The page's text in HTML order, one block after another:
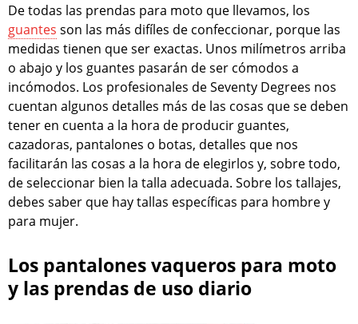
De todas las prendas para moto que llevamos, los
guantes son las más difíles de confeccionar, porque las
medidas tienen que ser exactas. Unos milímetros arriba
o abajo y los guantes pasarán de ser cómodos a
incómodos. Los profesionales de Seventy Degrees nos
cuentan algunos detalles más de las cosas que se deben
tener en cuenta a la hora de producir guantes,
cazadoras, pantalones o botas, detalles que nos
facilitarán las cosas a la hora de elegirlos y, sobre todo,
de seleccionar bien la talla adecuada. Sobre los tallajes,
debes saber que hay tallas específicas para hombre y
para mujer.
Los pantalones vaqueros para moto
y las prendas de uso diario